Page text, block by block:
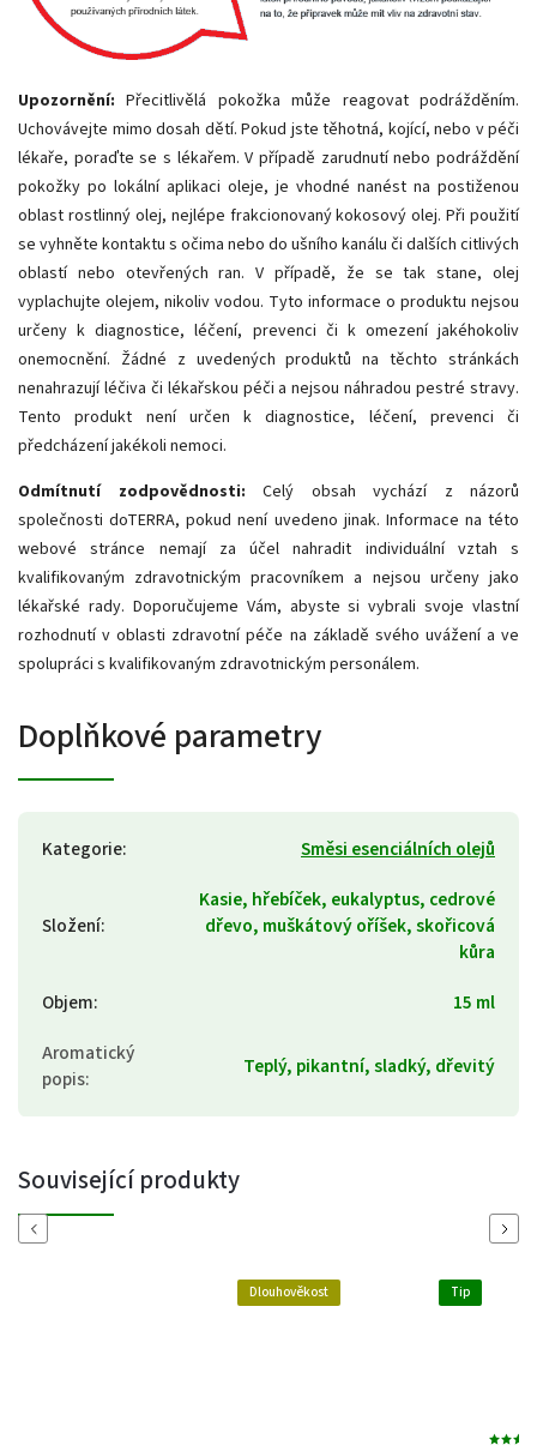
Upozornění: Přecitlivělá pokožka může reagovat podrážděním.
Uchovávejte mimo dosah dětí. Pokud jste těhotná, kojící, nebo v péči
lékaře, poraďte se s lékařem. V případě zarudnutí nebo podráždění
pokožky po lokální aplikaci oleje, je vhodné nanést na postiženou
oblast rostlinný olej, nejlépe frakcionovaný kokosový olej. Při použití
se vyhněte kontaktu s očima nebo do ušního kanálu či dalších citlivých
oblastí nebo otevřených ran. V případě, že se tak stane, olej
vyplachujte olejem, nikoliv vodou. Tyto informace o produktu nejsou
určeny k diagnostice, léčení, prevenci či k omezení jakéhokoliv
onemocnění. Žádné z uvedených produktů na těchto stránkách
nenahrazují léčiva či lékařskou péči a nejsou náhradou pestré stravy.
Tento produkt není určen k diagnostice, léčení, prevenci či
předcházení jakékoli nemoci.
Odmítnutí zodpovědnosti: Celý obsah vychází z názorů
společnosti doTERRA, pokud není uvedeno jinak. Informace na této
webové stránce nemají za účel nahradit individuální vztah s
kvalifikovaným zdravotnickým pracovníkem a nejsou určeny jako
lékařské rady. Doporučujeme Vám, abyste si vybrali svoje vlastní
rozhodnutí v oblasti zdravotní péče na základě svého uvážení a ve
spolupráci s kvalifikovaným zdravotnickým personálem.
Doplňkové parametry
Kategorie: Směsi esenciálních olejů
Složení:
Kasie, hřebíček, eukalyptus, cedrové
dřevo, muškátový oříšek, skořicová
kůra
Objem:
15 ml
Aromatický
popis: Teplý, pikantní, sladký, dřevitý
Související produkty
Previous
Dlouhověkost Tip
Next